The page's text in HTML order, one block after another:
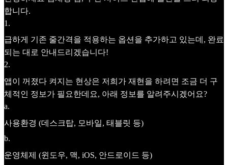
합니다.
1 .
급하게 기존 줄간격을 적용하는 옵션을 추가하고 있는데, 완료
되는 대로 안내드리겠습니다!
2.
앱이 꺼졌다 켜지는 현상은 저희가 재현을 하려면 조금 더 구
체적인 정보가 필요한데요, 아래 정보를 알려주시겠어요?
a.
사용환경 (데스크탑, 모바일, 태블릿 등)
b.
운영체제 (윈도우, 맥, iOS, 안드로이드 등)